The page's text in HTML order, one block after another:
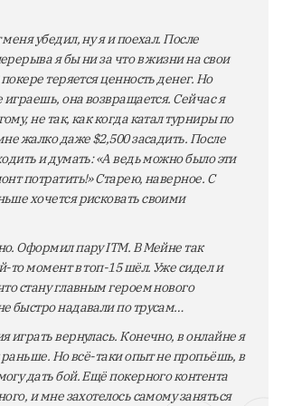
убедил, ну я и поехал. После
я бы ни за что в жизни на свои
теряется ценность денег. Но
играешь, она возвращается. Сейчас я
не так, как когда катал турниры по
жалко даже $2,500 засадить. После
и думать: «А ведь можно было эти
потратить!» Старею, наверное. С
хочется рисковать своими
Оформил пару ITM. В Мейне так
то момент в топ-15 шёл. Уже сидел и
стану главным героем нового
быстро надавали по трусам…
играть вернулась. Конечно, в онлайне я
раньше. Но всё-таки опыт не пропьёшь, в
дать бой. Ещё покерного контента
и мне захотелось самому заняться